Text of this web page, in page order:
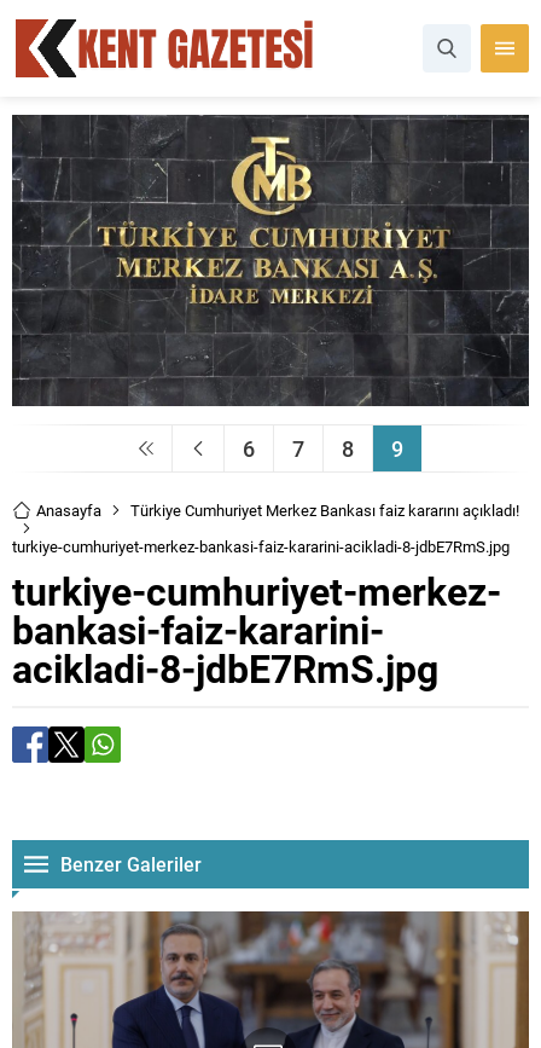
6 7 8 9
Anasayfa
Türkiye Cumhuriyet Merkez Bankası faiz kararını açıkladı!
turkiye-cumhuriyet-merkez-bankasi-faiz-kararini-acikladi-8-jdbE7RmS.jpg
turkiye-cumhuriyet-merkez-
bankasi-faiz-kararini-
acikladi-8-jdbE7RmS.jpg
Benzer Galeriler